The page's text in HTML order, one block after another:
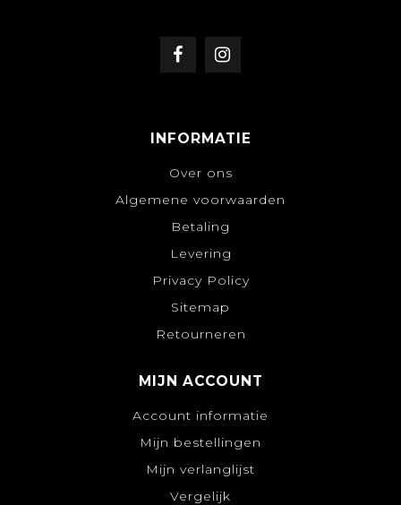
INFORMATIE
Over ons
Algemene voorwaarden
Betaling
Levering
Privacy Policy
Sitemap
Retourneren
MIJN ACCOUNT
Account informatie
Mijn bestellingen
Mijn verlanglijst
Vergelijk